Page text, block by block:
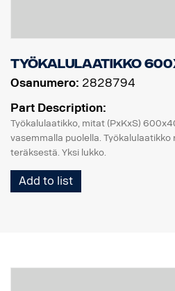
Työkalulaatikko
Osanumero: 2828794
Part Description:
Työkalulaatikko, mitat (PxKxS)
vasemmalla puolella.
teräksestä. Yksi lukko.
Add to list